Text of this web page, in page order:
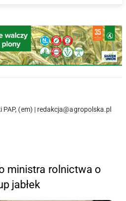
(em) | redakcja@agropolska.pl
ministra rolnictwa o
jabłek